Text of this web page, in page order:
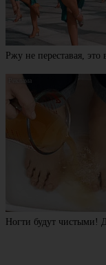
Ржу не переставая,
Ногти будут чистыми!